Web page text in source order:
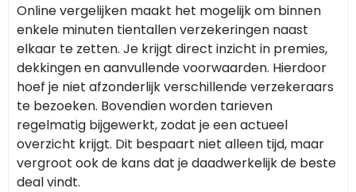
Online vergelijken maakt het mogelijk om binnen
enkele minuten tientallen verzekeringen naast
elkaar te zetten. Je krijgt direct inzicht in premies,
dekkingen en aanvullende voorwaarden. Hierdoor
hoef je niet afzonderlijk verschillende verzekeraars
te bezoeken. Bovendien worden tarieven
regelmatig bijgewerkt, zodat je een actueel
overzicht krijgt. Dit bespaart niet alleen tijd, maar
vergroot ook de kans dat je daadwerkelijk de beste
deal vindt.